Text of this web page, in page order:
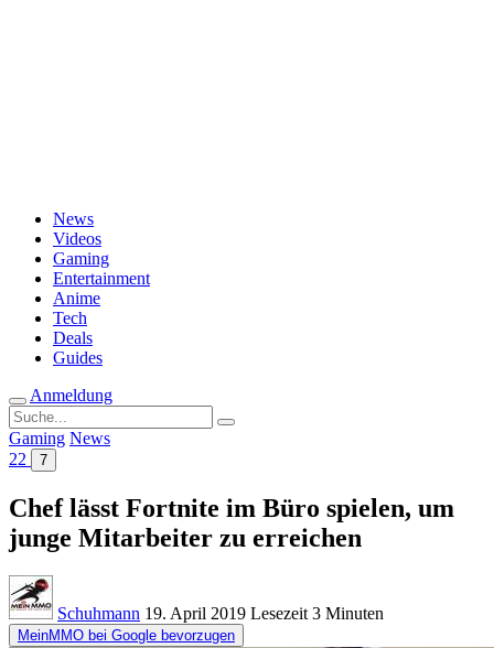
News
Videos
Gaming
Entertainment
Anime
Tech
Deals
Guides
Anmeldung
Suche
nach:
Gaming News
22
7
Chef lässt Fortnite im Büro spielen, um
junge Mitarbeiter zu erreichen
Schuhmann 19. April 2019 Lesezeit 3 Minuten
MeinMMO bei Google bevorzugen